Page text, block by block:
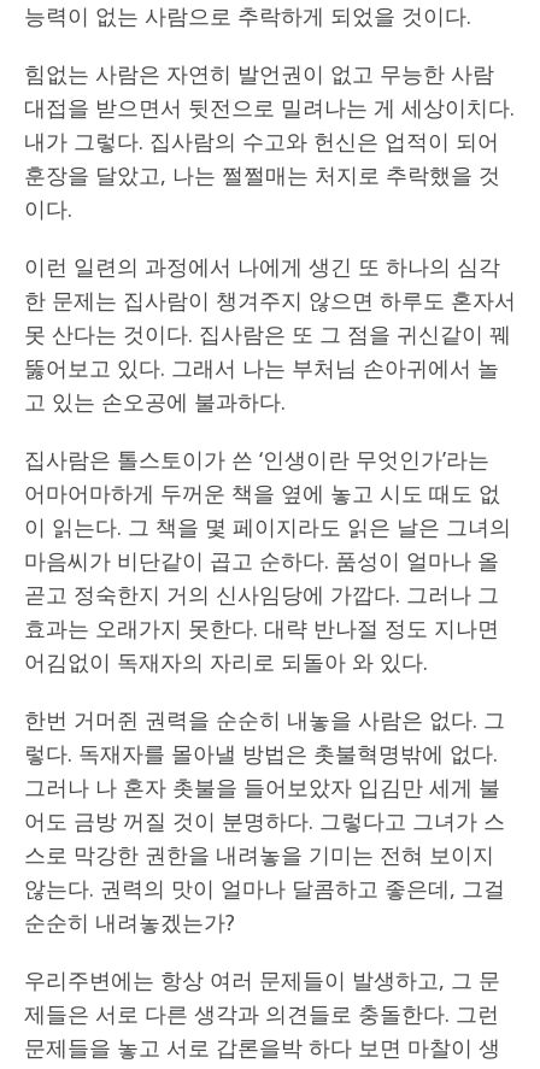
능력이 없는 사람으로 추락하게 되었을 것이다.
힘없는 사람은 자연히 발언권이 없고 무능한 사람
대접을 받으면서 뒷전으로 밀려나는 게 세상이치다.
내가 그렇다. 집사람의 수고와 헌신은 업적이 되어
훈장을 달았고, 나는 쩔쩔매는 처지로 추락했을 것
이다.
이런 일련의 과정에서 나에게 생긴 또 하나의 심각
한 문제는 집사람이 챙겨주지 않으면 하루도 혼자서
못 산다는 것이다. 집사람은 또 그 점을 귀신같이 꿰
뚫어보고 있다. 그래서 나는 부처님 손아귀에서 놀
고 있는 손오공에 불과하다.
집사람은 톨스토이가 쓴 ‘인생이란 무엇인가’라는
어마어마하게 두꺼운 책을 옆에 놓고 시도 때도 없
이 읽는다. 그 책을 몇 페이지라도 읽은 날은 그녀의
마음씨가 비단같이 곱고 순하다. 품성이 얼마나 올
곧고 정숙한지 거의 신사임당에 가깝다. 그러나 그
효과는 오래가지 못한다. 대략 반나절 정도 지나면
어김없이 독재자의 자리로 되돌아 와 있다.
한번 거머쥔 권력을 순순히 내놓을 사람은 없다. 그
렇다. 독재자를 몰아낼 방법은 촛불혁명밖에 없다.
그러나 나 혼자 촛불을 들어보았자 입김만 세게 불
어도 금방 꺼질 것이 분명하다. 그렇다고 그녀가 스
스로 막강한 권한을 내려놓을 기미는 전혀 보이지
않는다. 권력의 맛이 얼마나 달콤하고 좋은데, 그걸
순순히 내려놓겠는가?
우리주변에는 항상 여러 문제들이 발생하고, 그 문
제들은 서로 다른 생각과 의견들로 충돌한다. 그런
문제들을 놓고 서로 갑론을박 하다 보면 마찰이 생